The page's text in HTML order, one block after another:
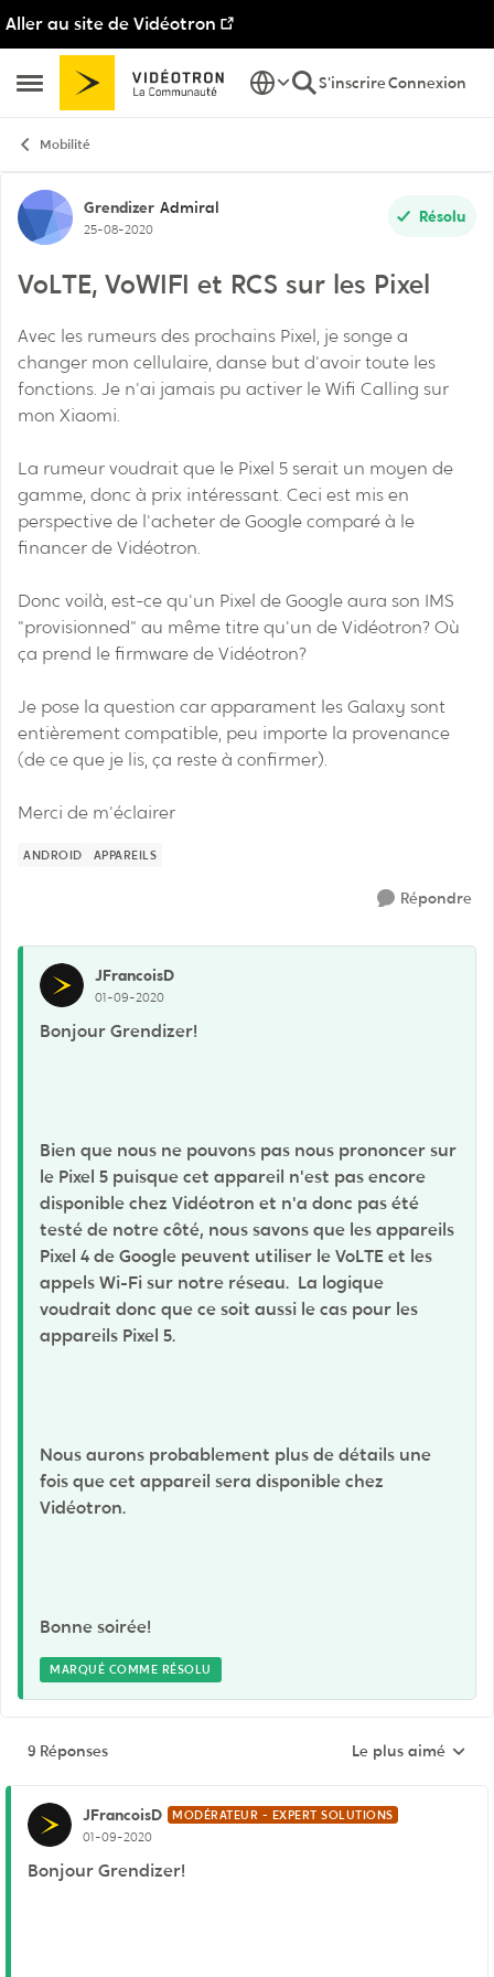
Aller au site de Vidéotron
Ouvrir Menu Latéral
Passer au contenu
S'inscrireConnexion
Mobilité
Discussion de forum
Grendizer Admiral
25-08-2020
Résolu
VoLTE, VoWIFI et RCS sur les Pixel
Avec les rumeurs des prochains Pixel, je songe a
changer mon cellulaire, danse but d'avoir toute les
fonctions. Je n'ai jamais pu activer le Wifi Calling sur
mon Xiaomi.
La rumeur voudrait que le Pixel 5 serait un moyen de
gamme, donc à prix intéressant. Ceci est mis en
perspective de l'acheter de Google comparé à le
financer de Vidéotron.
Donc voilà, est-ce qu'un Pixel de Google aura son IMS
"provisionned" au même titre qu'un de Vidéotron? Où
ça prend le firmware de Vidéotron?
Je pose la question car apparament les Galaxy sont
entièrement compatible, peu importe la provenance
(de ce que je lis, ça reste à confirmer).
Merci de m'éclairer
ANDROID APPAREILS
Répondre
JFrancoisD
01-09-2020
Bonjour Grendizer!
Bien que nous ne pouvons pas nous prononcer sur
le Pixel 5 puisque cet appareil n'est pas encore
disponible chez Vidéotron et n'a donc pas été
testé de notre côté, nous savons que les appareils
Pixel 4 de Google peuvent utiliser le VoLTE et les
appels Wi-Fi sur notre réseau. La logique
voudrait donc que ce soit aussi le cas pour les
appareils Pixel 5.
Nous aurons probablement plus de détails une
fois que cet appareil sera disponible chez
Vidéotron.
Bonne soirée!
MARQUÉ COMME RÉSOLU
9 Réponses Réponses triées
Le plus aimé
JFrancoisD MODÉRATEUR - EXPERT SOLUTIONS
01-09-2020
Bonjour Grendizer!